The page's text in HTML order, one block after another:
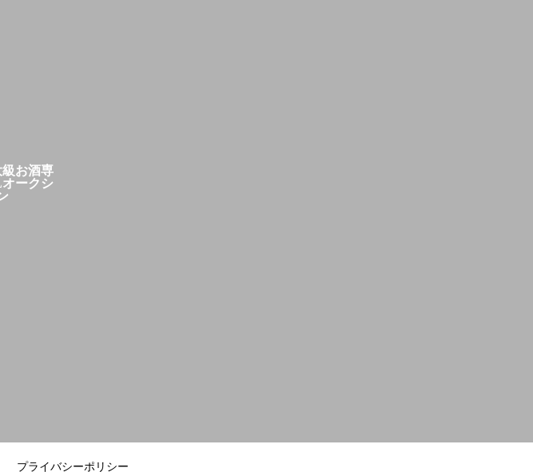
プライバシーポリシー